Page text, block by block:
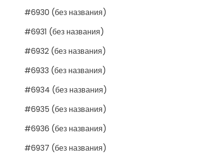
#6930 (без названия)
#6931 (без названия)
#6932 (без названия)
#6933 (без названия)
#6934 (без названия)
#6935 (без названия)
#6936 (без названия)
#6937 (без названия)